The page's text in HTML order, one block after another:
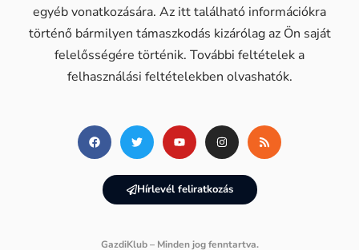
egyéb vonatkozására. Az itt található információkra
történő bármilyen támaszkodás kizárólag az Ön saját
felelősségére történik. További feltételek a
felhasználási feltételekben olvashatók.
Hírlevél feliratkozás
GazdiKlub – Minden jog fenntartva.